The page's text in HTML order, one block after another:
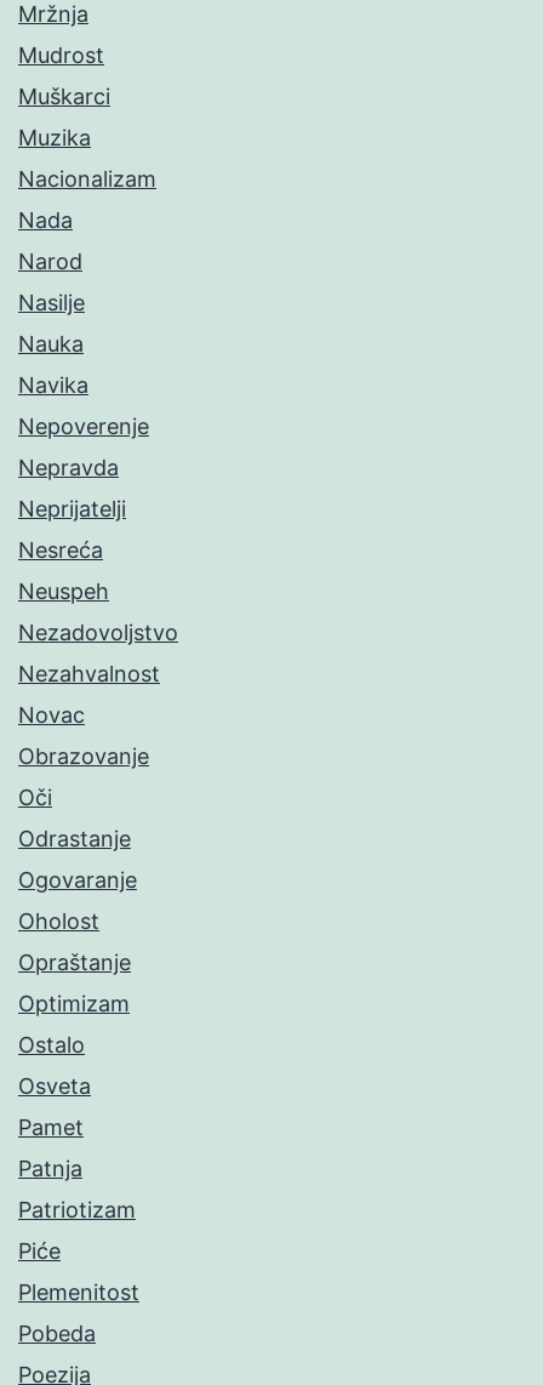
Mržnja
Mudrost
Muškarci
Muzika
Nacionalizam
Nada
Narod
Nasilje
Nauka
Navika
Nepoverenje
Nepravda
Neprijatelji
Nesreća
Neuspeh
Nezadovoljstvo
Nezahvalnost
Novac
Obrazovanje
Oči
Odrastanje
Ogovaranje
Oholost
Opraštanje
Optimizam
Ostalo
Osveta
Pamet
Patnja
Patriotizam
Piće
Plemenitost
Pobeda
Poezija